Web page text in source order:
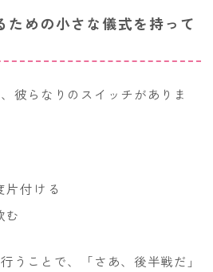
ための小さな儀式を持って
彼らなりのスイッチがありま
片付ける
む
うことで、「さあ、後半戦だ」